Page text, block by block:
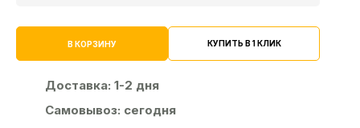
В КОРЗИНУ КУПИТЬ В 1 КЛИК
Доставка: 1-2 дня
Самовывоз: сегодня